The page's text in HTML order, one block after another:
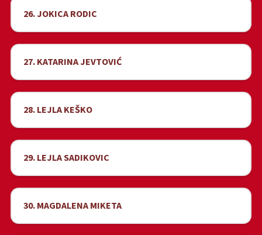
26. JOKICA RODIC
27. KATARINA JEVTOVIĆ
28. LEJLA KEŠKO
29. LEJLA SADIKOVIC
30. MAGDALENA MIKETA